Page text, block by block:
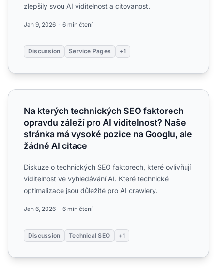
zlepšily svou AI viditelnost a citovanost.
Jan 9, 2026 6 min čtení
Discussion Service Pages +1
Na kterých technických SEO faktorech opravdu záleží
Na kterých technických SEO faktorech
opravdu záleží pro AI viditelnost? Naše
stránka má vysoké pozice na Googlu, ale
žádné AI citace
Diskuze o technických SEO faktorech, které ovlivňují
viditelnost ve vyhledávání AI. Které technické
optimalizace jsou důležité pro AI crawlery.
Jan 6, 2026 6 min čtení
Discussion Technical SEO +1